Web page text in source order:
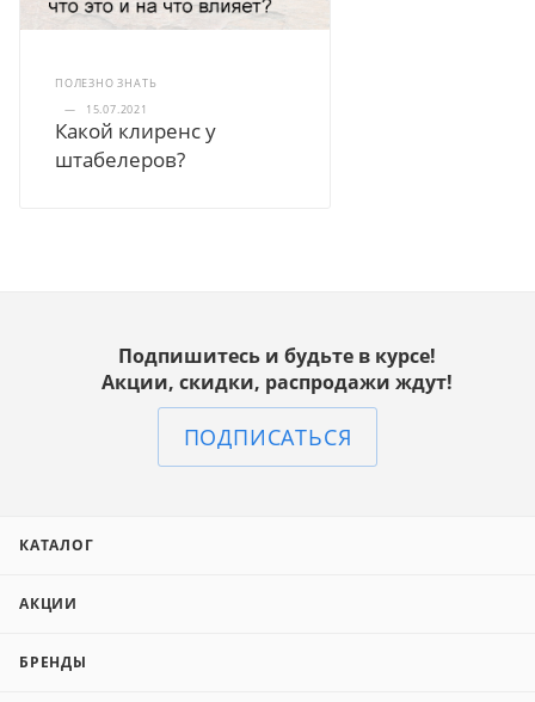
ПОЛЕЗНО ЗНАТЬ
—
15.07.2021
Какой клиренс у
штабелеров?
Подпишитесь и будьте в курсе!
Акции, скидки, распродажи ждут!
ПОДПИСАТЬСЯ
КАТАЛОГ
АКЦИИ
БРЕНДЫ